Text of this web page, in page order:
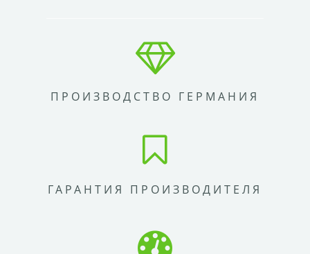
ПРОИЗВОДСТВО ГЕРМАНИЯ
ГАРАНТИЯ ПРОИЗВОДИТЕЛЯ